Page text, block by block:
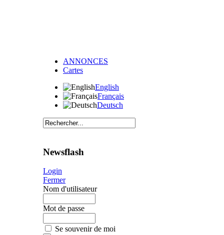
ANNONCES
Cartes
English
Français
Deutsch
Newsflash
Login
Fermer
Nom d'utilisateur
Mot de passe
Se souvenir de moi